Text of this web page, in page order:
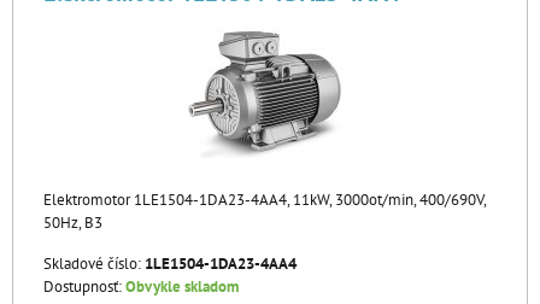
Elektromotor 1LE1504-1DA23-4AA4, 11kW, 3000ot/min, 400/690V,
50Hz, B3
Skladové číslo: 1LE1504-1DA23-4AA4
Dostupnosť:Obvykle skladom